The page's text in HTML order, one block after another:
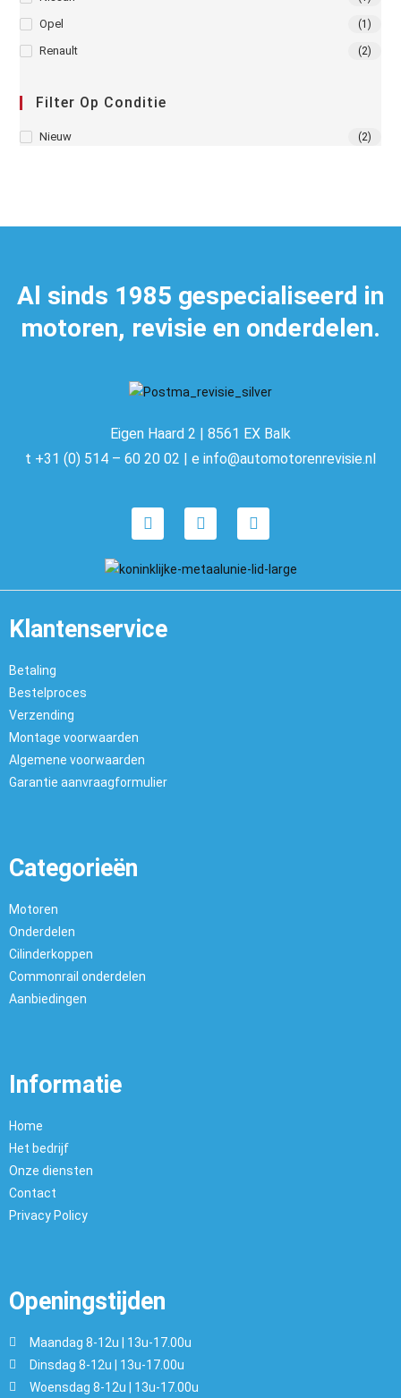
Opel (1)
Renault (2)
Filter Op Conditie
Nieuw (2)
Al sinds 1985 gespecialiseerd in
motoren, revisie en onderdelen.
Eigen Haard 2 | 8561 EX Balk
t +31 (0) 514 – 60 20 02 | e info@automotorenrevisie.nl
Klantenservice
Betaling
Bestelproces
Verzending
Montage voorwaarden
Algemene voorwaarden
Garantie aanvraagformulier
Categorieën
Motoren
Onderdelen
Cilinderkoppen
Commonrail onderdelen
Aanbiedingen
Informatie
Home
Het bedrijf
Onze diensten
Contact
Privacy Policy
Openingstijden
Maandag 8-12u | 13u-17.00u
Dinsdag 8-12u | 13u-17.00u
Woensdag 8-12u | 13u-17.00u